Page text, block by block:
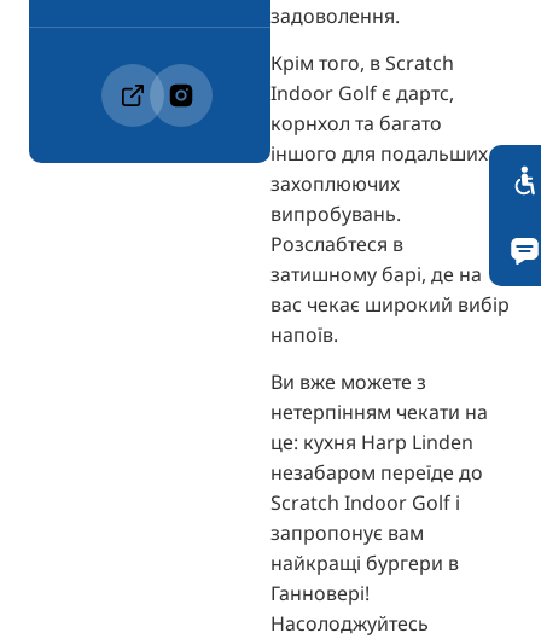
задоволення.
Крім того, в Scratch
Indoor Golf є дартс,
корнхол та багато
іншого для подальших
захоплюючих
випробувань.
Розслабтеся в
затишному барі, де на
вас чекає широкий вибір
напоїв.
Ви вже можете з
нетерпінням чекати на
це: кухня Harp Linden
незабаром переїде до
Scratch Indoor Golf і
запропонує вам
найкращі бургери в
Ганновері!
Насолоджуйтесь